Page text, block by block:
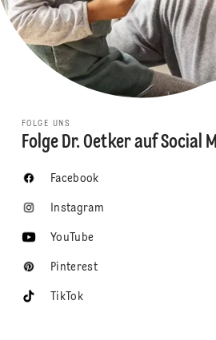
FOLGE UNS
Folge Dr. Oetker auf Social
Facebook
Instagram
YouTube
Pinterest
TikTok